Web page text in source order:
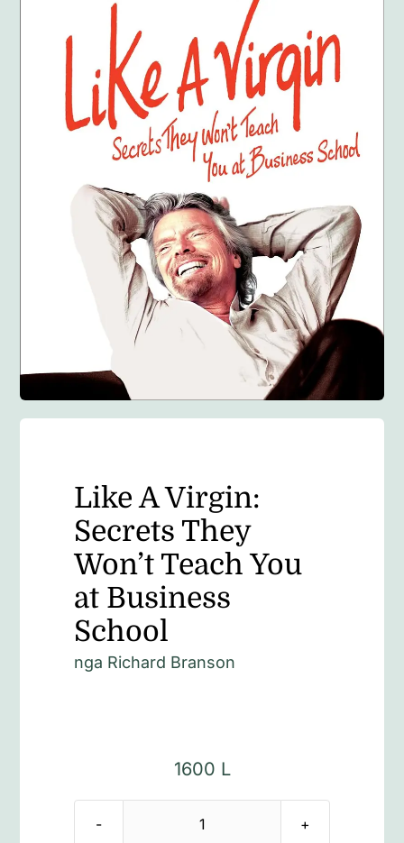
Anglisht
Ditarë
Evente
Blog
Like A Virgin:
Secrets They
Won’t Teach You
at Business
School
nga Richard Branson
1600 L
Sasi